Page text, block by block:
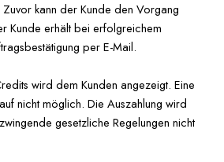
kann der Kunde den Vorgang
Kunde erhält bei erfolgreichem
per E-Mail.
wird dem Kunden angezeigt. Eine
nicht möglich. Die Auszahlung wird
gesetzliche Regelungen nicht